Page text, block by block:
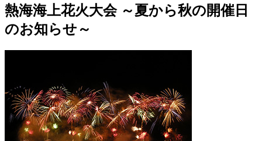
熱海海上花火大会 ～夏から秋の開催日
のお知らせ～